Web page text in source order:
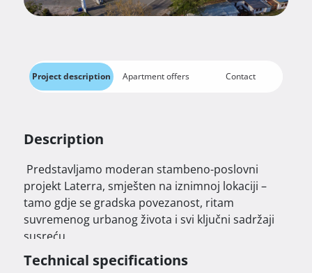
Project description Apartment offers Contact
Description
projekt Laterra, smješten na iznimnoj lokaciji –
tamo gdje se gradska povezanost, ritam
suvremenog urbanog života i svi ključni sadržaji
susreću.
Technical specifications